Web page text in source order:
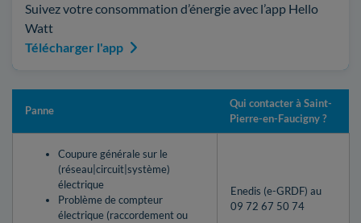
Suivez votre consommation d’énergie avec l’app Hello
Watt
Télécharger l'app
Panne
Qui contacter à Saint-
Pierre-en-Faucigny ?
Coupure générale sur le
(réseau|circuit|système)
électrique
Problème de compteur
électrique (raccordement ou
Enedis (e-GRDF) au
09 72 67 50 74